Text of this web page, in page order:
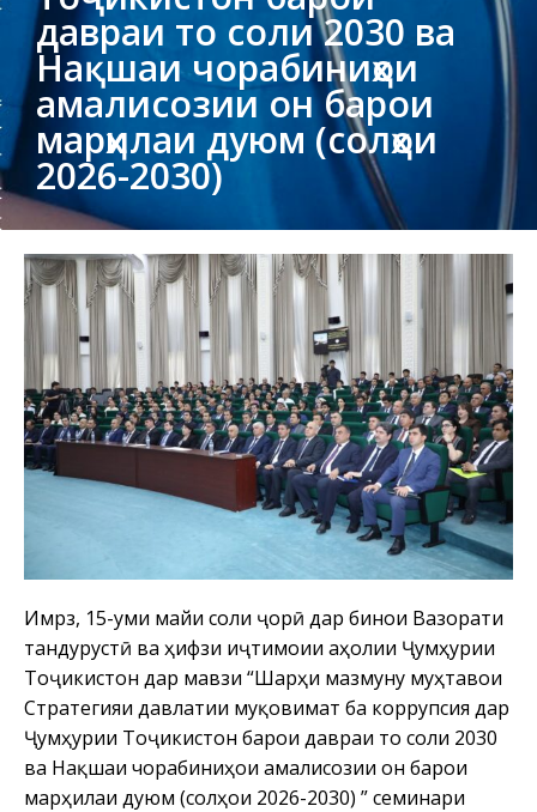
давраи то соли 2030 ва
Нақшаи чорабиниҳои
амалисозии он барои
марҳилаи дуюм (солҳои
2026-2030)
Имрӯз, 15-уми майи соли ҷорӣ дар бинои Вазорати
тандурустӣ ва ҳифзи иҷтимоии аҳолии Ҷумҳурии
Тоҷикистон дар мавзӯи “Шарҳи мазмуну муҳтавои
Стратегияи давлатии муқовимат ба коррупсия дар
Ҷумҳурии Тоҷикистон барои давраи то соли 2030
ва Нақшаи чорабиниҳои амалисозии он барои
марҳилаи дуюм (солҳои 2026-2030) ” семинари